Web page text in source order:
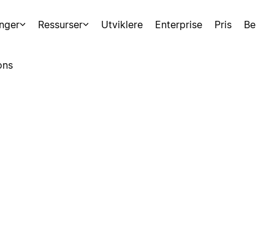
Ressurser Utviklere Enterprise Pris